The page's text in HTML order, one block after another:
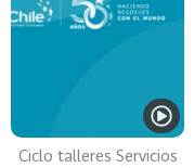
Ciclo talleres Servicios